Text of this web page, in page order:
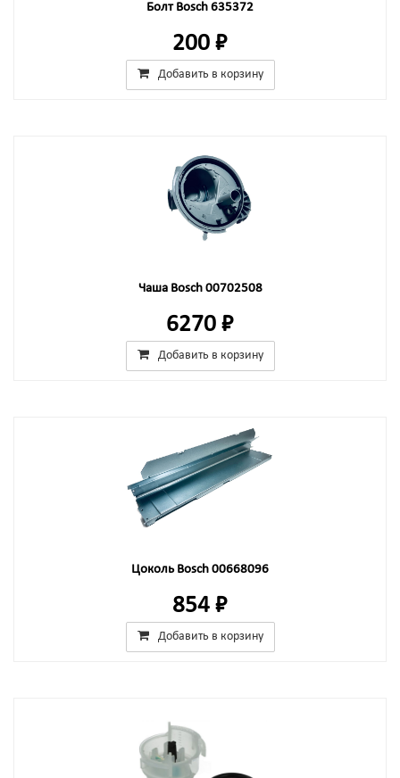
Болт Bosch 635372
200 ₽
Добавить в корзину
Чаша Bosch 00702508
6270 ₽
Добавить в корзину
Цоколь Bosch 00668096
854 ₽
Добавить в корзину